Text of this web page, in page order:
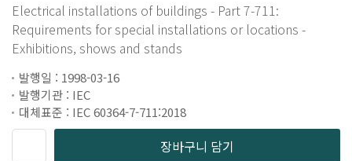
Electrical installations of buildings - Part 7-711:
Requirements for special installations or locations -
Exhibitions, shows and stands
발행일 : 1998-03-16
발행기관 : IEC
대체표준 : IEC 60364-7-711:2018
장바구니 담기